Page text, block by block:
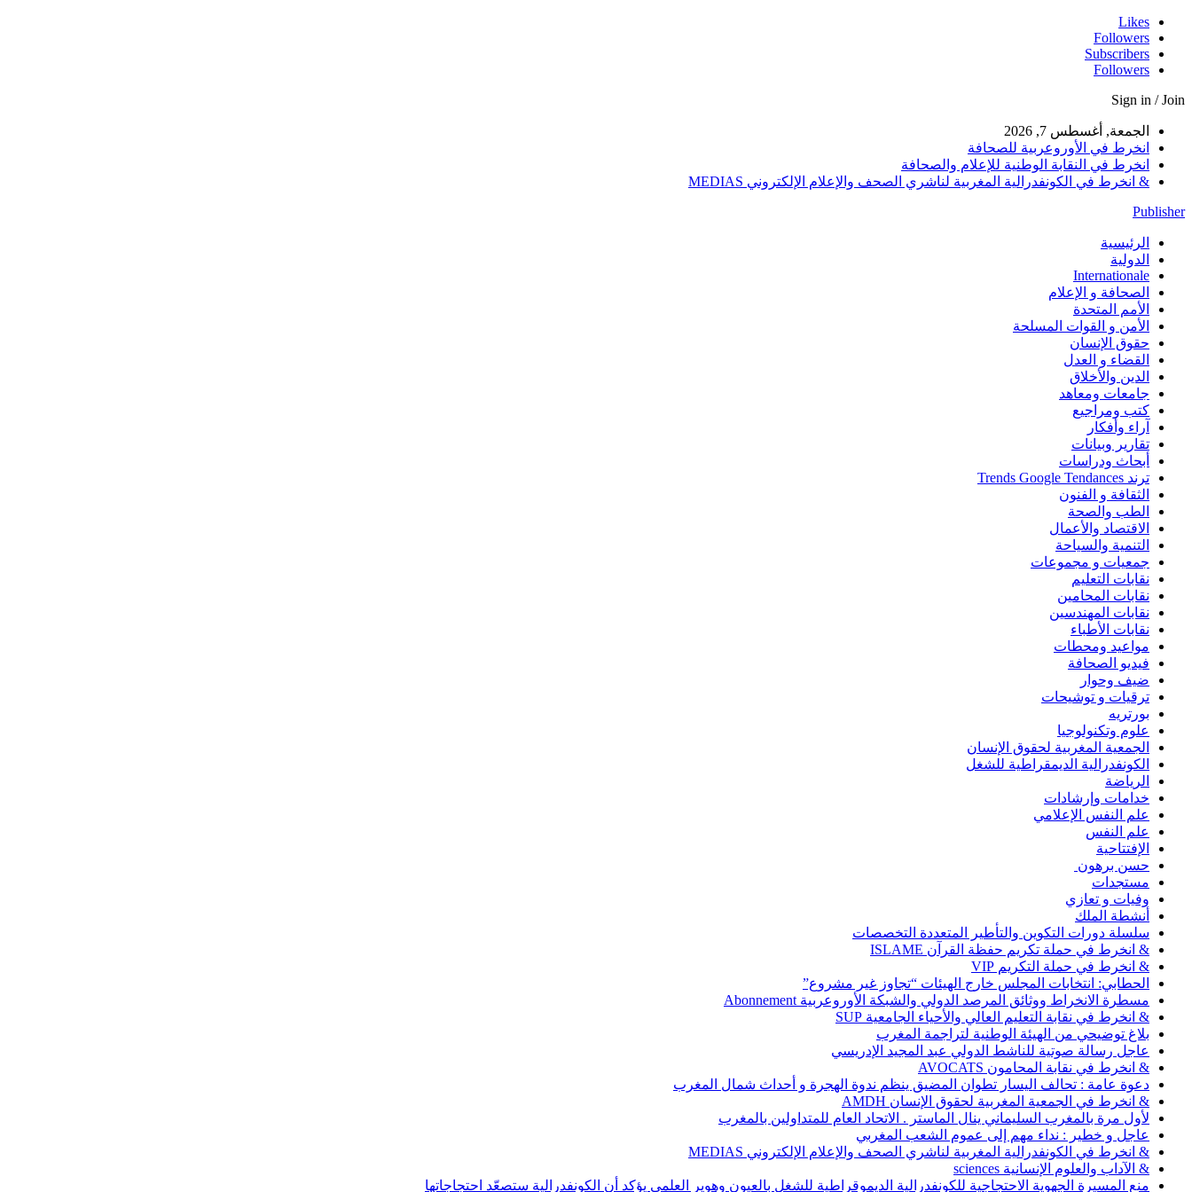
Likes
Followers
Subscribers
Followers
Sign in / Join
الجمعة, أغسطس 7, 2026
انخرط في الأوروعربية للصحافة
انخرط في النقابة الوطنية للإعلام والصحافة
& انخرط في الكونفدرالية المغربية لناشري الصحف والإعلام الإلكتروني MEDIAS
Publisher
الرئيسية
الدولية
Internationale
الصحافة و الإعلام
الأمم المتحدة
الأمن و القوات المسلحة
حقوق الإنسان
القضاء و العدل
الدين والأخلاق
جامعات ومعاهد
كتب ومراجيع
آراء وأفكار
تقارير وبيانات
أبحاث ودراسات
ترند Trends Google Tendances
الثقافة و الفنون
الطب والصحة
الاقتصاد والأعمال
التنمية والسياحة
جمعيات و مجموعات
نقابات التعليم
نقابات المحامين
نقابات المهندسين
نقابات الأطباء
مواعيد ومحطات
فيديو الصحافة
ضيف وحوار
ترقيات و توشيحات
بورتريه
علوم وتكنولوجيا
الجمعية المغربية لحقوق الإنسان
الكونفدرالية الديمقراطية للشغل
الرياضة
خدامات وإرشادات
علم النفس الإعلامي
علم النفس
الإفتتاحية
حسن برهون
مستجدات
وفيات و تعازي
أنشطة الملك
سلسلة دورات التكوين والتأطير المتعددة التخصصات
& انخرط في حملة تكريم حفظة القرآن ISLAME
& انخرط في حملة التكريم VIP
الحطابي: انتخابات المجلس خارج الهيئات “تجاوز غير مشروع”
مسطرة الانخراط ووثائق المرصد الدولي والشبكة الأوروعربية Abonnement
& انخرط في نقابة التعليم العالي والأحياء الجامعية SUP
بلاغ توضيحي من الهيئة الوطنية لتراجمة المغرب
عاجل رسالة صوتية للناشط الدولي عبد المجيد الإدريسي
& انخرط في نقابة المحامون AVOCATS
دعوة عامة : تحالف اليسار تطوان المضيق ينظم ندوة الهجرة و أحداث شمال المغرب
& انخرط في الجمعية المغربية لحقوق الإنسان AMDH
لأول مرة بالمغرب السليماني ينال الماستر . الاتحاد العام للمتداولين بالمغرب
عاجل و خطير : نداء مهم إلى عموم الشعب المغربي
& انخرط في الكونفدرالية المغربية لناشري الصحف والإعلام الإلكتروني MEDIAS
& الآداب والعلوم الإنسانية sciences
منع المسيرة الجهوية الاحتجاجية للكونفدرالية الديموقراطية للشغل بالعيون وهوير العلمي يؤكد أن الكونفدرالية ستصعّد احتجاجاتها